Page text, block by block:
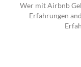
Wer mit Airbnb
Erfahrungen